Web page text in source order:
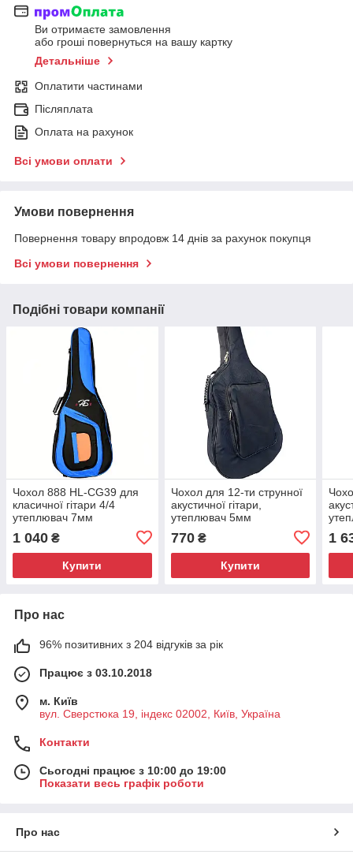
Ви отримаєте замовлення
або гроші повернуться на вашу картку
Детальніше
Оплатити частинами
Післяплата
Оплата на рахунок
Всі умови оплати
Умови повернення
Повернення товару впродовж 14 днів за рахунок покупця
Всі умови повернення
Подібні товари компанії
Чохол 888 HL-CG39 для
класичної гітари 4/4
утеплювач 7мм
1 040 ₴
Купити
Чохол для 12-ти струнної
акустичної гітари,
утеплювач 5мм
770₴
Купити
1
Про нас
96% позитивних з 204 відгуків за рік
Працює з 03.10.2018
м. Київ
вул. Сверстюка 19, індекс 02002, Київ, Україна
Контакти
Сьогодні працює з 10:00 до 19:00
Показати весь графік роботи
Про нас